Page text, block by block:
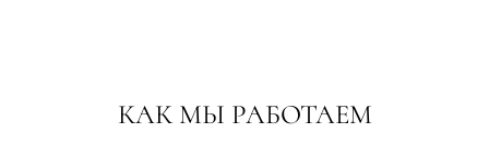
КАК МЫ РАБОТАЕМ